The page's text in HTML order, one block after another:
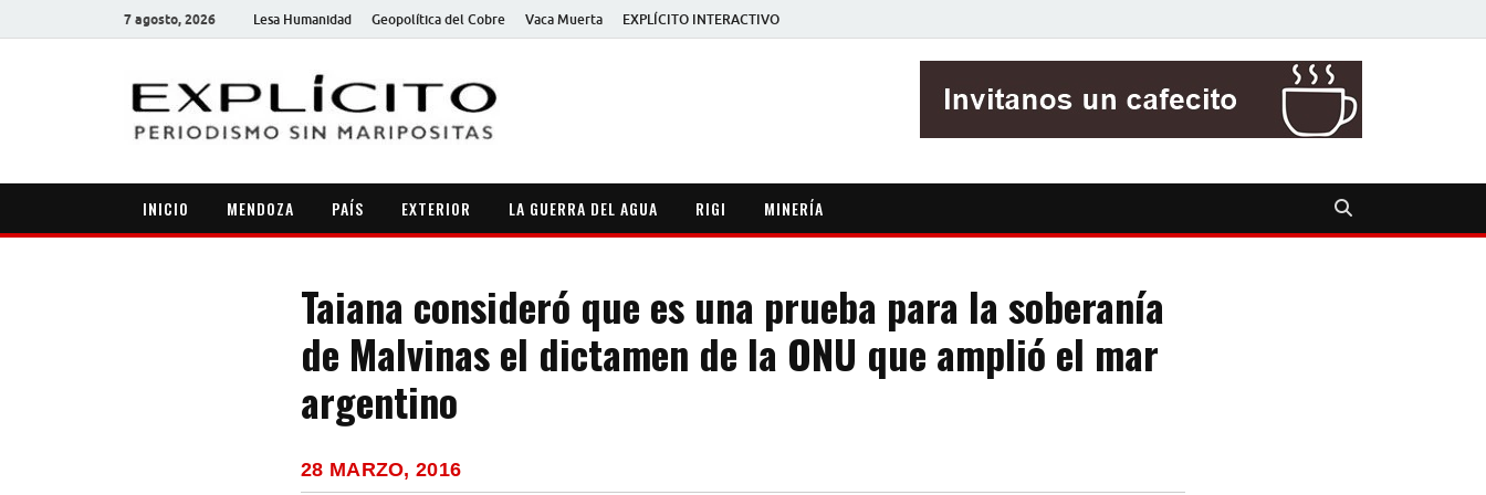
7 agosto, 2026 Lesa Humanidad Geopolítica del Cobre Vaca Muerta EXPLÍCITO INTERACTIVO
INICIO MENDOZA PAÍS EXTERIOR LA GUERRA DEL AGUA RIGI MINERÍA
Taiana consideró que es una prueba para la soberanía
de Malvinas el dictamen de la ONU que amplió el mar
argentino
28 MARZO, 2016